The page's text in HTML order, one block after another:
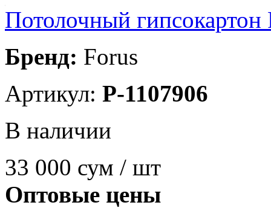
Потолочный гипсокартон
Бренд: Forus
Артикул: P-1107906
В наличии
33 000 сум / шт
Оптовые цены